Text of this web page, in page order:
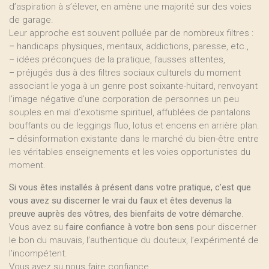
d’aspiration à s’élever, en amène une majorité sur des voies
de garage.
Leur approche est souvent polluée par de nombreux filtres :
– handicaps physiques, mentaux, addictions, paresse, etc.,
– idées préconçues de la pratique, fausses attentes,
– préjugés dus à des filtres sociaux culturels du moment
associant le yoga à un genre post soixante-huitard, renvoyant
l’image négative d’une corporation de personnes un peu
souples en mal d’exotisme spirituel, affublées de pantalons
bouffants ou de leggings fluo, lotus et encens en arrière plan.
– désinformation existante dans le marché du bien-être entre
les véritables enseignements et les voies opportunistes du
moment.
Si vous êtes installés à présent dans votre pratique, c’est que
vous avez su discerner le vrai du faux et êtes devenus la
preuve auprès des vôtres, des bienfaits de votre démarche.
Vous avez su faire confiance à votre bon sens pour discerner
le bon du mauvais, l’authentique du douteux, l’expérimenté de
l’incompétent.
Vous avez su nous faire confiance.